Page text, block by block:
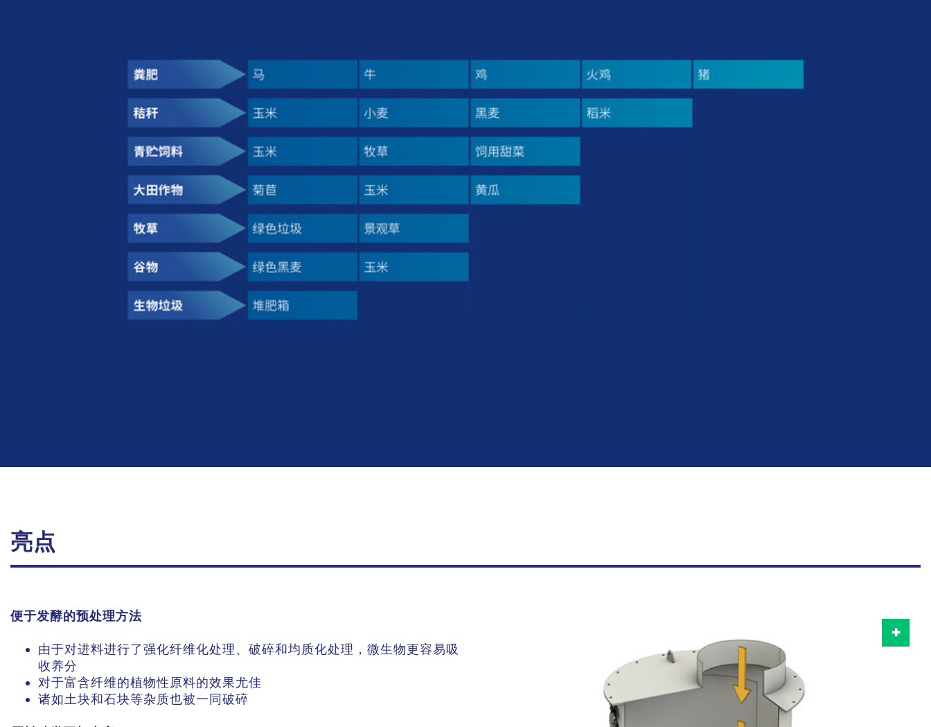
亮点
便于发酵的预处理方法
由于对进料进行了强化纤维化处理、破碎和均质化处理，微生物更容易吸
收养分
对于富含纤维的植物性原料的效果尤佳
诸如土块和石块等杂质也被一同破碎